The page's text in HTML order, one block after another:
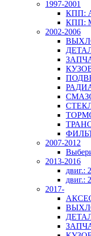
1997-2001
КПП:
КПП:
2002-2006
2007-2012
2013-2016
двиг.:
двиг.:
2017-